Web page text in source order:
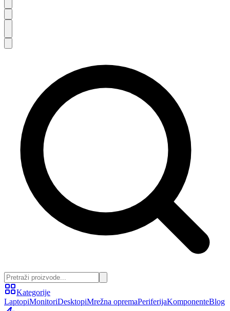
Kategorije
LaptopiMonitoriDesktopiMrežna opremaPeriferijaKomponenteBlog